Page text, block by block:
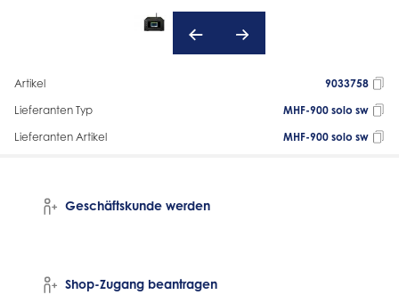
Artikel
9033758
Lieferanten Typ
MHF-900 solo sw
Lieferanten Artikel
MHF-900 solo sw
Geschäftskunde werden
Shop-Zugang beantragen